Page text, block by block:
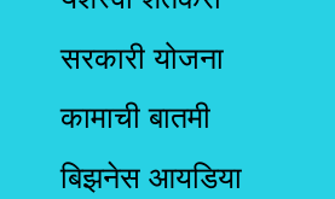
सरकारी योजना
कामाची बातमी
बिझनेस आयडिया